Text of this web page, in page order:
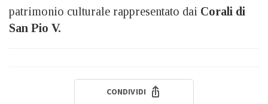
patrimonio culturale rappresentato dai Corali di
San Pio V.
CONDIVIDI